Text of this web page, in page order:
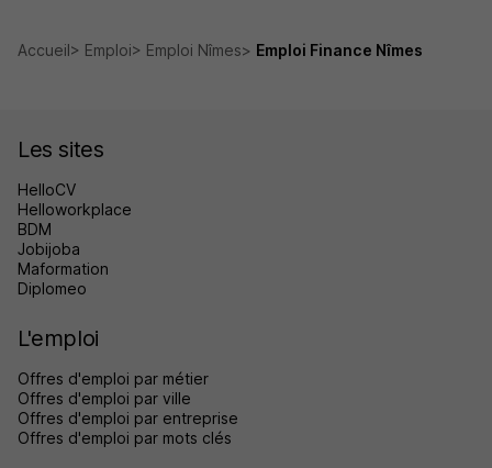
Accueil Emploi Emploi Nîmes Emploi Finance Nîmes
Les sites
HelloCV
Helloworkplace
BDM
Jobijoba
Maformation
Diplomeo
L'emploi
Offres d'emploi par métier
Offres d'emploi par ville
Offres d'emploi par entreprise
Offres d'emploi par mots clés